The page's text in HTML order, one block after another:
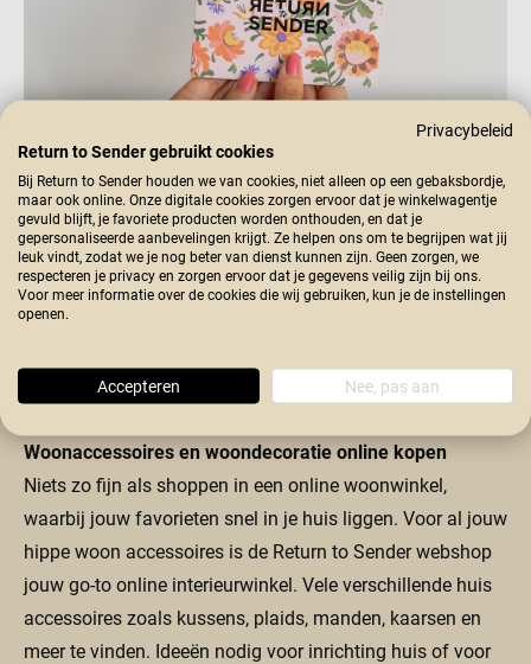
Woonaccessoires en woondecoratie online kopen
Niets zo fijn als shoppen in een online woonwinkel,
waarbij jouw favorieten snel in je huis liggen. Voor al jouw
hippe woon accessoires is de Return to Sender webshop
jouw go-to online interieurwinkel. Vele verschillende huis
accessoires zoals kussens, plaids, manden, kaarsen en
meer te vinden. Ideeën nodig voor inrichting huis of voor
Privacybeleid
Return to Sender gebruikt cookies
Bij Return to Sender houden we van cookies, niet alleen op een gebaksbordje,
maar ook online. Onze digitale cookies zorgen ervoor dat je winkelwagentje
gevuld blijft, je favoriete producten worden onthouden, en dat je
gepersonaliseerde aanbevelingen krijgt. Ze helpen ons om te begrijpen wat jij
leuk vindt, zodat we je nog beter van dienst kunnen zijn. Geen zorgen, we
respecteren je privacy en zorgen ervoor dat je gegevens veilig zijn bij ons.
Voor meer informatie over de cookies die wij gebruiken, kun je de instellingen
openen.
Accepteren Nee, pas aan